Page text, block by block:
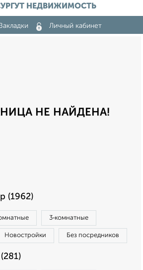
НЕДВИЖИМОСТЬ
Личный кабинет
НЕ НАЙДЕНА!
(1962)
3‑комнатные
Новостройки Без посредников